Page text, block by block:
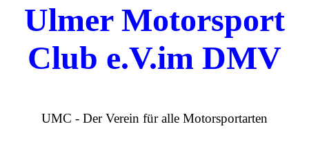
Ulmer Motorsport
Club e.V.im DMV
UMC - Der Verein für alle Motorsportarten